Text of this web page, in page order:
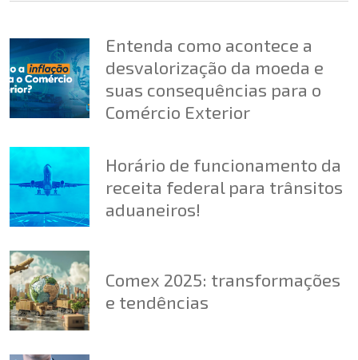
Entenda como acontece a
desvalorização da moeda e
suas consequências para o
Comércio Exterior
Horário de funcionamento da
receita federal para trânsitos
aduaneiros!
Comex 2025: transformações
e tendências